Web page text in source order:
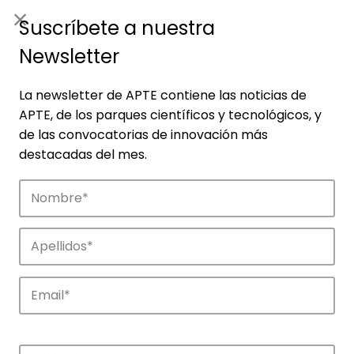
Empresas
Descubre las empresas que impulsan la
innovación en los parques de APTE.
Suscríbete a nuestra
Newsletter
La newsletter de APTE contiene las noticias de
APTE, de los parques científicos y tecnológicos, y
de las convocatorias de innovación más
destacadas del mes.